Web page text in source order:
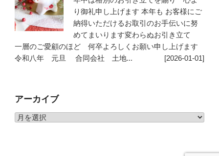
り御礼申し上げます 本年も お客様にご
納得いただけるお取引のお手伝いに努
めてまいります変わらぬお引き立て
一層のご愛顧のほど 何卒よろしくお願い申し上げます
令和八年 元旦 合同会社 土地...
[2026-01-01]
アーカイブ
ア